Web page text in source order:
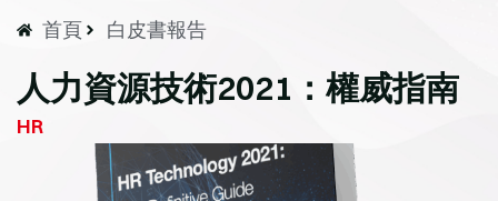
首頁 白皮書報告
人力資源技術2021：權威指南
HR